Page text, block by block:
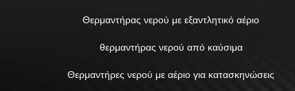
Θερμαντήρας νερού με εξαντλητικό αέριο
θερμαντήρας νερού από καύσιμα
Θερμαντήρες νερού με αέριο για κατασκηνώσεις